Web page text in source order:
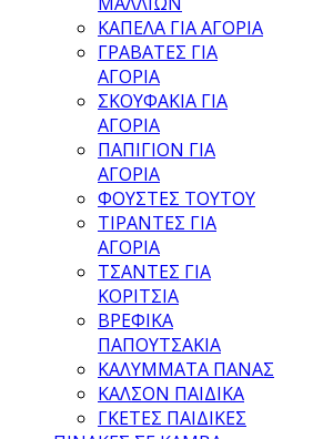
ΚΑΠΕΛΑ ΓΙΑ ΑΓΟΡΙΑ
ΓΡΑΒΑΤΕΣ ΓΙΑ
ΑΓΟΡΙΑ
ΣΚΟΥΦΑΚΙΑ ΓΙΑ
ΑΓΟΡΙΑ
ΠΑΠΙΓΙΟΝ ΓΙΑ
ΑΓΟΡΙΑ
ΦΟΥΣΤΕΣ ΤΟΥΤΟΥ
ΤΙΡΑΝΤΕΣ ΓΙΑ
ΑΓΟΡΙΑ
ΤΣΑΝΤΕΣ ΓΙΑ
ΚΟΡΙΤΣΙΑ
ΒΡΕΦΙΚΑ
ΠΑΠΟΥΤΣΑΚΙΑ
ΚΑΛΥΜΜΑΤΑ ΠΑΝΑΣ
ΚΑΛΣΟΝ ΠΑΙΔΙΚΑ
ΓΚΕΤΕΣ ΠΑΙΔΙΚΕΣ